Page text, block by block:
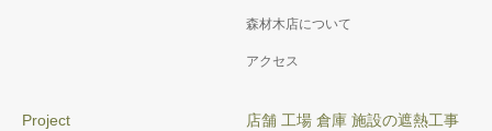
森材木店について
アクセス
Project 店舗 工場 倉庫 施設の遮熱工事